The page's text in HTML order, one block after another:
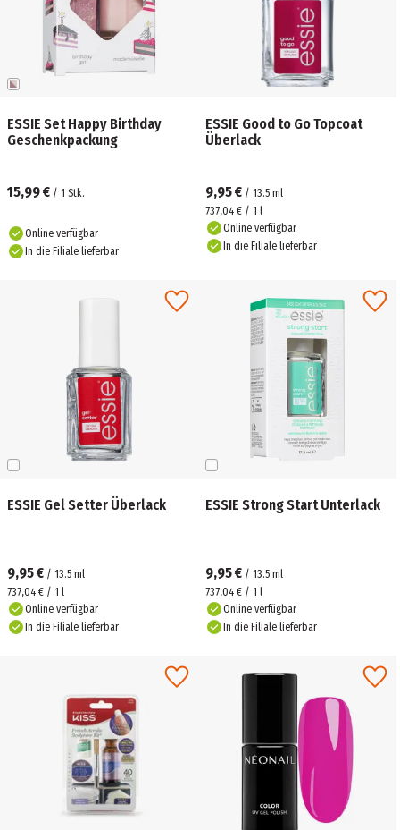
ESSIE Set Happy Birthday
Geschenkpackung
15,99 € / 1 Stk.
Online verfügbar
In die Filiale lieferbar
ESSIE Good to Go Topcoat
Überlack
9,95 € / 13.5 ml
737,04 € / 1 l
Online verfügbar
In die Filiale lieferbar
ESSIE Gel Setter Überlack
9,95 € / 13.5 ml
737,04 € / 1 l
Online verfügbar
In die Filiale lieferbar
ESSIE Strong Start Unterlack
9,95 € / 13.5 ml
737,04 € / 1 l
Online verfügbar
In die Filiale lieferbar